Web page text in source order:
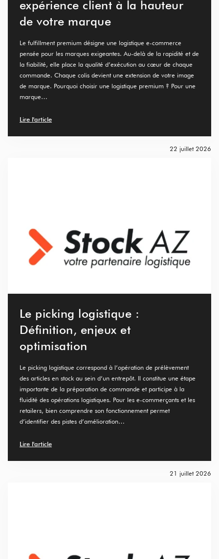
expérience client à la hauteur
de votre marque
Le fulfillment premium désigne une logistique e-commerce
pensée pour les marques exigeantes. Au-delà de la rapidité et de
la fiabilité, elle place la qualité d’exécution au cœur de chaque
commande. Chaque colis devient une extension de votre image
de marque. Pourquoi choisir une logistique premium ? Pour une
marque…
Lire l'article
22 juillet 2026
Le picking logistique :
Définition, enjeux et
optimisation
Le picking logistique correspond à l’opération de prélèvement
des articles en stock au sein d’un entrepôt. Il constitue une étape
importante de la préparation de commande et participe à la
fluidité des opérations logistiques. Pour les e-commerçants et les
retailers, bien comprendre son fonctionnement permet
d’identifier des pistes d’amélioration…
Lire l'article
21 juillet 2026